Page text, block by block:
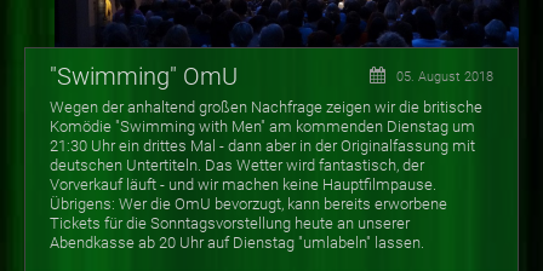
"Swimming" OmU 05. August 2018
Wegen der anhaltend großen Nachfrage zeigen wir die britische
Komödie "Swimming with Men" am kommenden Dienstag um
21:30 Uhr ein drittes Mal - dann aber in der Originalfassung mit
deutschen Untertiteln. Das Wetter wird fantastisch, der
Vorverkauf läuft - und wir machen keine Hauptfilmpause.
Übrigens: Wer die OmU bevorzugt, kann bereits erworbene
Tickets für die Sonntagsvorstellung heute an unserer
Abendkasse ab 20 Uhr auf Dienstag "umlabeln" lassen.